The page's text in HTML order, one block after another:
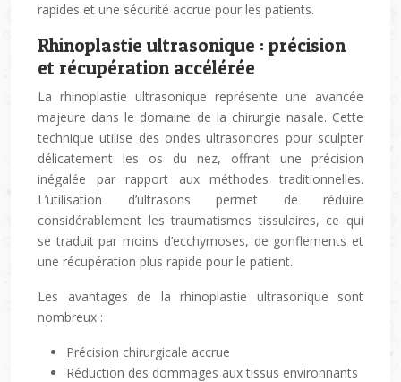
rapides et une sécurité accrue pour les patients.
Rhinoplastie ultrasonique : précision
et récupération accélérée
La rhinoplastie ultrasonique représente une avancée
majeure dans le domaine de la chirurgie nasale. Cette
technique utilise des ondes ultrasonores pour sculpter
délicatement les os du nez, offrant une précision
inégalée par rapport aux méthodes traditionnelles.
L’utilisation d’ultrasons permet de réduire
considérablement les traumatismes tissulaires, ce qui
se traduit par moins d’ecchymoses, de gonflements et
une récupération plus rapide pour le patient.
Les avantages de la rhinoplastie ultrasonique sont
nombreux :
Précision chirurgicale accrue
Réduction des dommages aux tissus environnants